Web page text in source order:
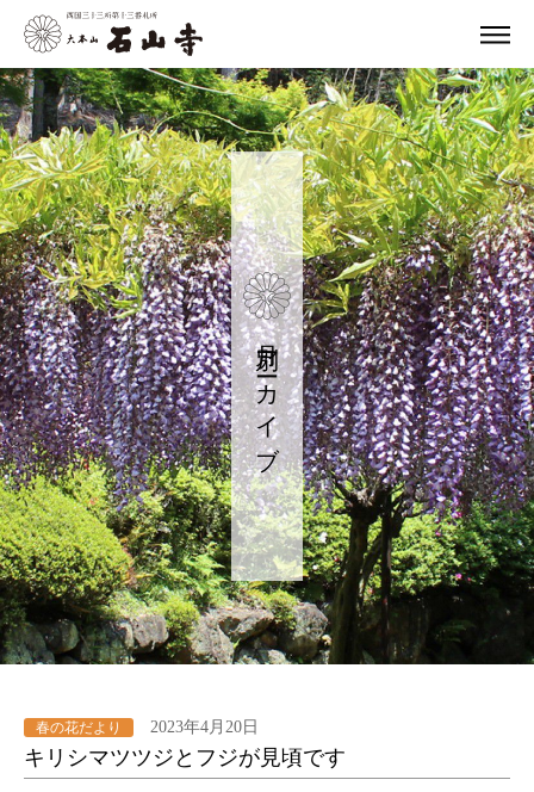
月別アーカイブ
春の花だより 2023年4月20日
キリシマツツジとフジが見頃です